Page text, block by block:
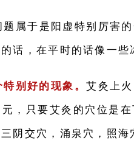
题属于是阳虚特别厉害
话，在平时的话像一些
别好的现象。艾灸上
，只要艾灸的穴位是
阴交穴，涌泉穴，照海